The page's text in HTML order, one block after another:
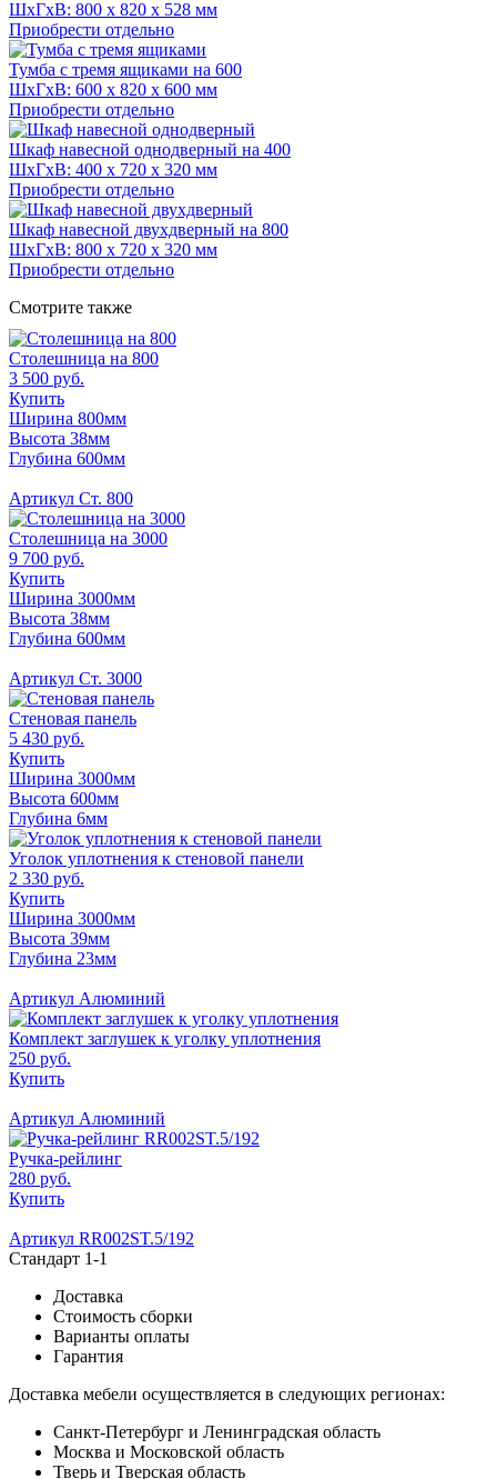
ШхГхВ: 800 x 820 x 528 мм
Приобрести отдельно
Тумба с тремя ящиками на 600
ШхГхВ: 600 x 820 x 600 мм
Приобрести отдельно
Шкаф навесной однодверный на 400
ШхГхВ: 400 x 720 x 320 мм
Приобрести отдельно
Шкаф навесной двухдверный на 800
ШхГхВ: 800 x 720 x 320 мм
Приобрести отдельно
Смотрите также
Столешница на 800
3 500 руб.
Купить
Ширина 800мм
Высота 38мм
Глубина 600мм
Артикул Ст. 800
Столешница на 3000
9 700 руб.
Купить
Ширина 3000мм
Высота 38мм
Глубина 600мм
Артикул Ст. 3000
Стеновая панель
5 430 руб.
Купить
Ширина 3000мм
Высота 600мм
Глубина 6мм
Уголок уплотнения к стеновой панели
2 330 руб.
Купить
Ширина 3000мм
Высота 39мм
Глубина 23мм
Артикул Алюминий
Комплект заглушек к уголку уплотнения
250 руб.
Купить
Артикул Алюминий
Ручка-рейлинг
280 руб.
Купить
Артикул RR002ST.5/192
Стандарт 1-1
Доставка
Стоимость сборки
Варианты оплаты
Гарантия
Доставка мебели осуществляется в следующих регионах:
Санкт-Петербург и Ленинградская область
Москва и Московской область
Тверь и Тверская область